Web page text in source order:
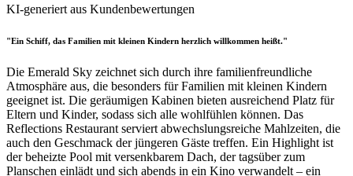
KI-generiert aus Kundenbewertungen
"Ein Schiff, das Familien mit kleinen Kindern herzlich willkommen heißt."
Die Emerald Sky zeichnet sich durch ihre familienfreundliche
Atmosphäre aus, die besonders für Familien mit kleinen Kindern
geeignet ist. Die geräumigen Kabinen bieten ausreichend Platz für
Eltern und Kinder, sodass sich alle wohlfühlen können. Das
Reflections Restaurant serviert abwechslungsreiche Mahlzeiten, die
auch den Geschmack der jüngeren Gäste treffen. Ein Highlight ist
der beheizte Pool mit versenkbarem Dach, der tagsüber zum
Planschen einlädt und sich abends in ein Kino verwandelt – ein